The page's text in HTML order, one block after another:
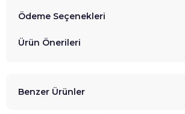
Ödeme Seçenekleri
Ürün Önerileri
Benzer Ürünler